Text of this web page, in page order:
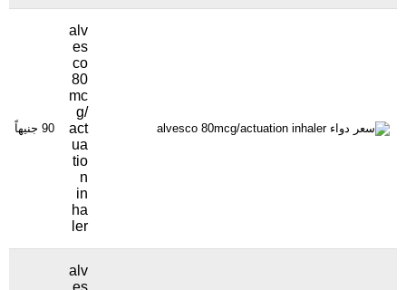
alv
es
co
80
mc
g/
act
ua
tio
n
in
ha
ler
90 جنيهاً
alv
es